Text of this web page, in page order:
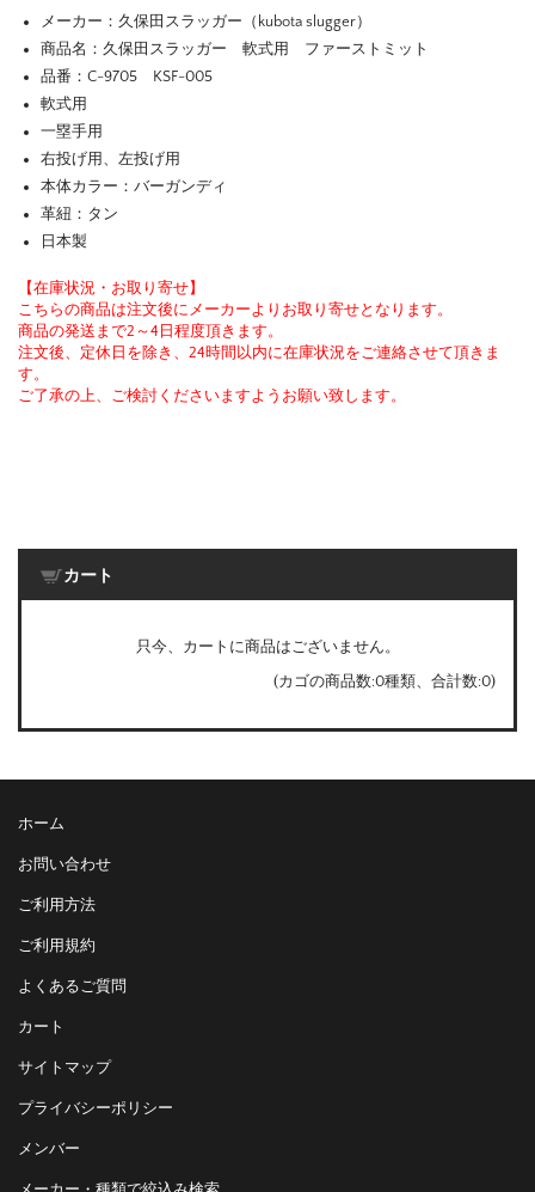
メーカー：久保田スラッガー（kubota slugger）
商品名：久保田スラッガー 軟式用 ファーストミット
品番：C-9705 KSF-005
軟式用
一塁手用
右投げ用、左投げ用
本体カラー：バーガンディ
革紐：タン
日本製
【在庫状況・お取り寄せ】
こちらの商品は注文後にメーカーよりお取り寄せとなります。
商品の発送まで2～4日程度頂きます。
注文後、定休日を除き、24時間以内に在庫状況をご連絡させて頂きま
す。
ご了承の上、ご検討くださいますようお願い致します。
カート
只今、カートに商品はございません。
(カゴの商品数:0種類、合計数:0)
ホーム
お問い合わせ
ご利用方法
ご利用規約
よくあるご質問
カート
サイトマップ
プライバシーポリシー
メンバー